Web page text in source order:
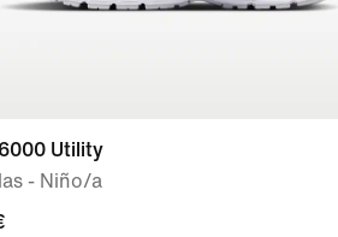
Utility
- Niño/a